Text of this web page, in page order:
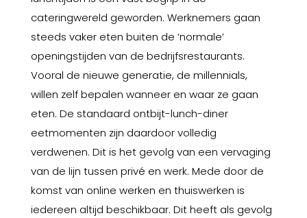
cateringwereld geworden. Werknemers gaan
steeds vaker eten buiten de ‘normale’
openingstijden van de bedrijfsrestaurants.
Vooral de nieuwe generatie, de millennials,
willen zelf bepalen wanneer en waar ze gaan
eten. De standaard ontbijt-lunch-diner
eetmomenten zijn daardoor volledig
verdwenen. Dit is het gevolg van een vervaging
van de lijn tussen privé en werk. Mede door de
komst van online werken en thuiswerken is
iedereen altijd beschikbaar. Dit heeft als gevolg